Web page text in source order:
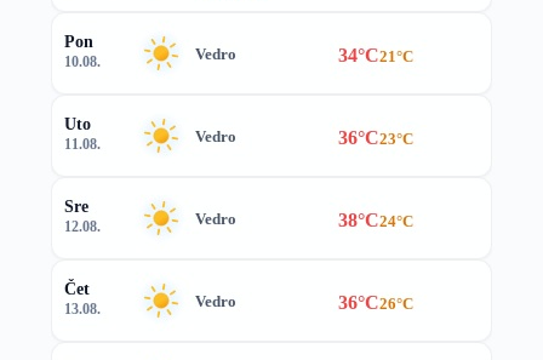
Pon
10.08. Vedro 34°C21°C
Uto
11.08. Vedro 36°C23°C
Sre
12.08. Vedro 38°C24°C
Čet
13.08. Vedro 36°C26°C